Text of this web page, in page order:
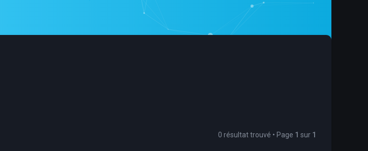
0 résultat trouvé • Page 1 sur 1